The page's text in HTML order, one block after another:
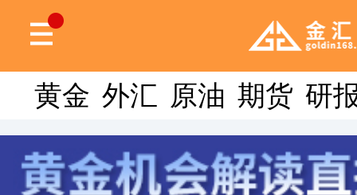
黄金 外汇 原油 期货 研